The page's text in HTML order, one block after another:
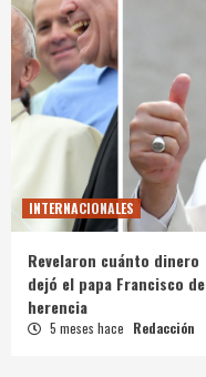
INTERNACIONALES
Revelaron cuánto dinero
dejó el papa Francisco de
herencia
5 meses hace Redacción